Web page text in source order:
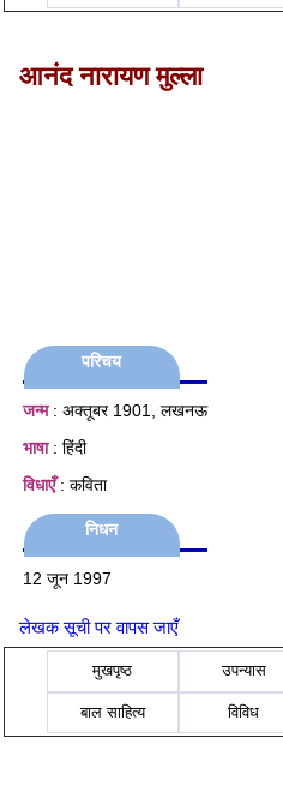
आनंद नारायण मुल्‍ला
परिचय
जन्म: अक्तूबर 1901, लखनऊ
भाषा: हिंदी
विधाएँ: कविता
निधन
12 जून 1997
लेखक सूची पर वापस जाएँ
मुखपृष्ठ उपन्यास
बाल साहित्य विविध